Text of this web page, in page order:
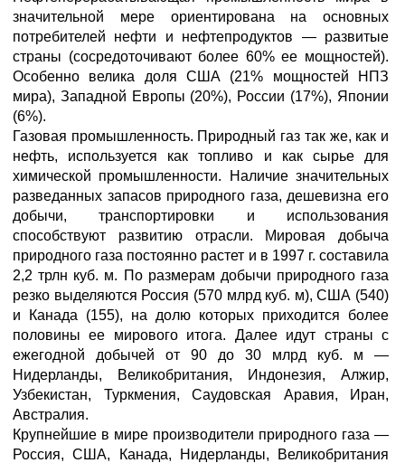
значительной мере ориентирована на основных
потребителей нефти и нефтепродуктов — развитые
страны (сосредоточивают более 60% ее мощностей).
Особенно велика доля США (21% мощностей НПЗ
мира), Западной Европы (20%), России (17%), Японии
(6%).
Газовая промышленность. Природный газ так же, как и
нефть, используется как топливо и как сырье для
химической промышленности. Наличие значительных
разведанных запасов природного газа, дешевизна его
добычи, транспортировки и использования
способствуют развитию отрасли. Мировая добыча
природного газа постоянно растет и в 1997 г. составила
2,2 трлн куб. м. По размерам добычи природного газа
резко выделяются Россия (570 млрд куб. м), США (540)
и Канада (155), на долю которых приходится более
половины ее мирового итога. Далее идут страны с
ежегодной добычей от 90 до 30 млрд куб. м —
Нидерланды, Великобритания, Индонезия, Алжир,
Узбекистан, Туркмения, Саудовская Аравия, Иран,
Австралия.
Крупнейшие в мире производители природного газа —
Россия, США, Канада, Нидерланды, Великобритания